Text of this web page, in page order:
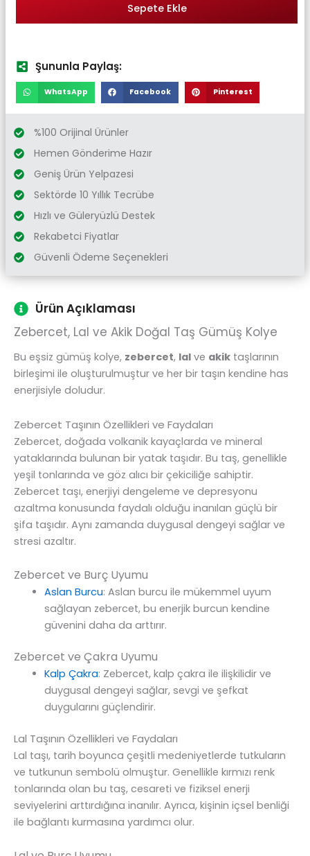
Sepete Ekle
Şununla Paylaş:
WhatsApp Facebook Pinterest
%100 Orijinal Ürünler
Hemen Gönderime Hazır
Geniş Ürün Yelpazesi
Sektörde 10 Yıllık Tecrübe
Hızlı ve Güleryüzlü Destek
Rekabetci Fiyatlar
Güvenli Ödeme Seçenekleri
Ürün Açıklaması
Zebercet, Lal ve Akik Doğal Taş Gümüş Kolye
Bu eşsiz gümüş kolye, zebercet, lal ve akik taşlarının
birleşimi ile oluşturulmuştur ve her bir taşın kendine has
enerjisiyle doludur.
Zebercet Taşının Özellikleri ve Faydaları
Zebercet, doğada volkanik kayaçlarda ve mineral
yataklarında bulunan bir yatak taşıdır. Bu taş, genellikle
yeşil tonlarında ve göz alıcı bir çekiciliğe sahiptir.
Zebercet taşı, enerjiyi dengeleme ve depresyonu
azaltma konusunda faydalı olduğu inanılan güçlü bir
şifa taşıdır. Aynı zamanda duygusal dengeyi sağlar ve
stresi azaltır.
Zebercet ve Burç Uyumu
Aslan Burcu: Aslan burcu ile mükemmel uyum
sağlayan zebercet, bu enerjik burcun kendine
güvenini daha da arttırır.
Zebercet ve Çakra Uyumu
Kalp Çakra: Zebercet, kalp çakra ile ilişkilidir ve
duygusal dengeyi sağlar, sevgi ve şefkat
duygularını güçlendirir.
Lal Taşının Özellikleri ve Faydaları
Lal taşı, tarih boyunca çeşitli medeniyetlerde tutkuların
ve tutkunun sembolü olmuştur. Genellikle kırmızı renk
tonlarında olan bu taş, cesareti ve fiziksel enerji
seviyelerini arttırdığına inanılır. Ayrıca, kişinin içsel benliği
ile bağlantı kurmasına yardımcı olur.